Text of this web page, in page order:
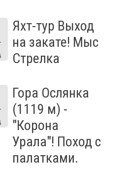
Яхт-тур Выход
на закате! Мыс
Стрелка
Гора Ослянка
(1119 м) -
"Корона
Урала"! Поход с
палатками.